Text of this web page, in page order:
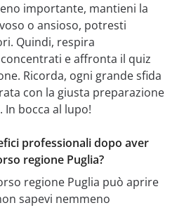
importante, mantieni la
o ansioso, potresti
Quindi, respira
e affronta il quiz
Ricorda, ogni grande sfida
con la giusta preparazione
In bocca al lupo!
professionali dopo aver
regione Puglia?
regione Puglia può aprire
sapevi nemmeno